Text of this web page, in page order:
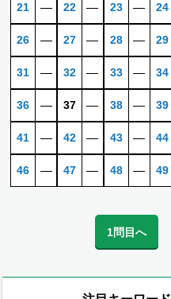
21 ―
26 ―
31 ―
36 ―
41 ―
46 ―
22 ―
27 ―
32 ―
37 ―
42 ―
47 ―
23 ―
28 ―
33 ―
38 ―
43 ―
48 ―
24
29
34
39
44
49
1問目へ